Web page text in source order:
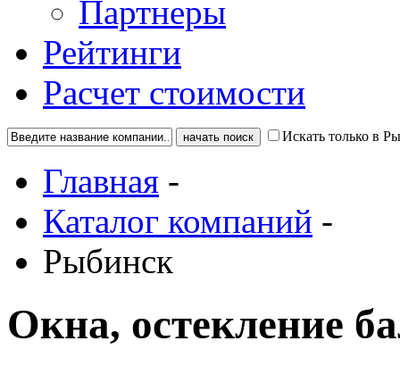
Партнеры
Рейтинги
Расчет стоимости
Искать только в
Главная -
Каталог компаний -
Рыбинск
Окна, остекление